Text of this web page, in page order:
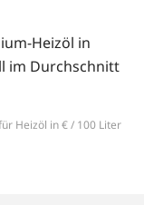
Heizöl in
im Durchschnitt
Heizöl in € / 100 Liter